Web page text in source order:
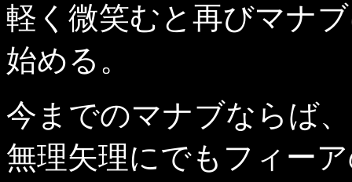
軽く微笑むと再びマナ
始める。
今までのマナブならば、
無理矢理にでもフィー